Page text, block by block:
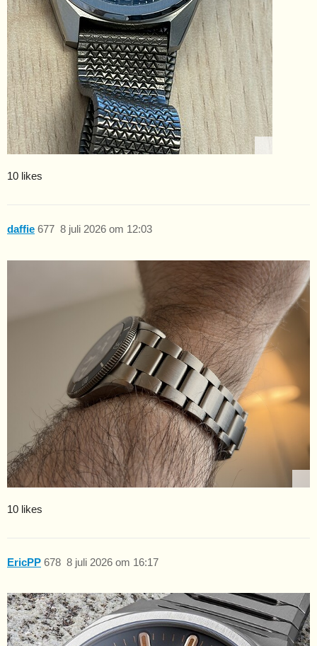
10 likes
daffie 8 juli 2026 om 12:03
677
10 likes
EricPP 8 juli 2026 om 16:17
678